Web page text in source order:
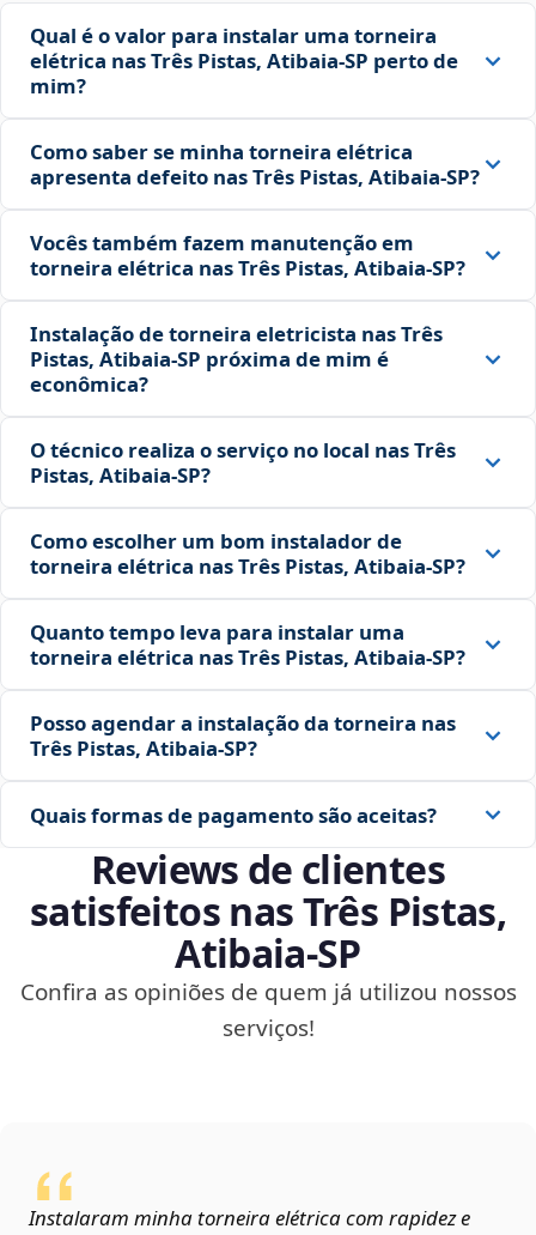
Qual é o valor para instalar uma torneira
elétrica nas Três Pistas, Atibaia‑SP perto de
mim?
Como saber se minha torneira elétrica
apresenta defeito nas Três Pistas, Atibaia‑SP?
Vocês também fazem manutenção em
torneira elétrica nas Três Pistas, Atibaia‑SP?
Instalação de torneira eletricista nas Três
Pistas, Atibaia‑SP próxima de mim é
econômica?
O técnico realiza o serviço no local nas Três
Pistas, Atibaia‑SP?
Como escolher um bom instalador de
torneira elétrica nas Três Pistas, Atibaia‑SP?
Quanto tempo leva para instalar uma
torneira elétrica nas Três Pistas, Atibaia‑SP?
Posso agendar a instalação da torneira nas
Três Pistas, Atibaia‑SP?
Quais formas de pagamento são aceitas?
Reviews de clientes
satisfeitos nas Três Pistas,
Atibaia‑SP
Confira as opiniões de quem já utilizou nossos
serviços!
Instalaram minha torneira elétrica com rapidez e